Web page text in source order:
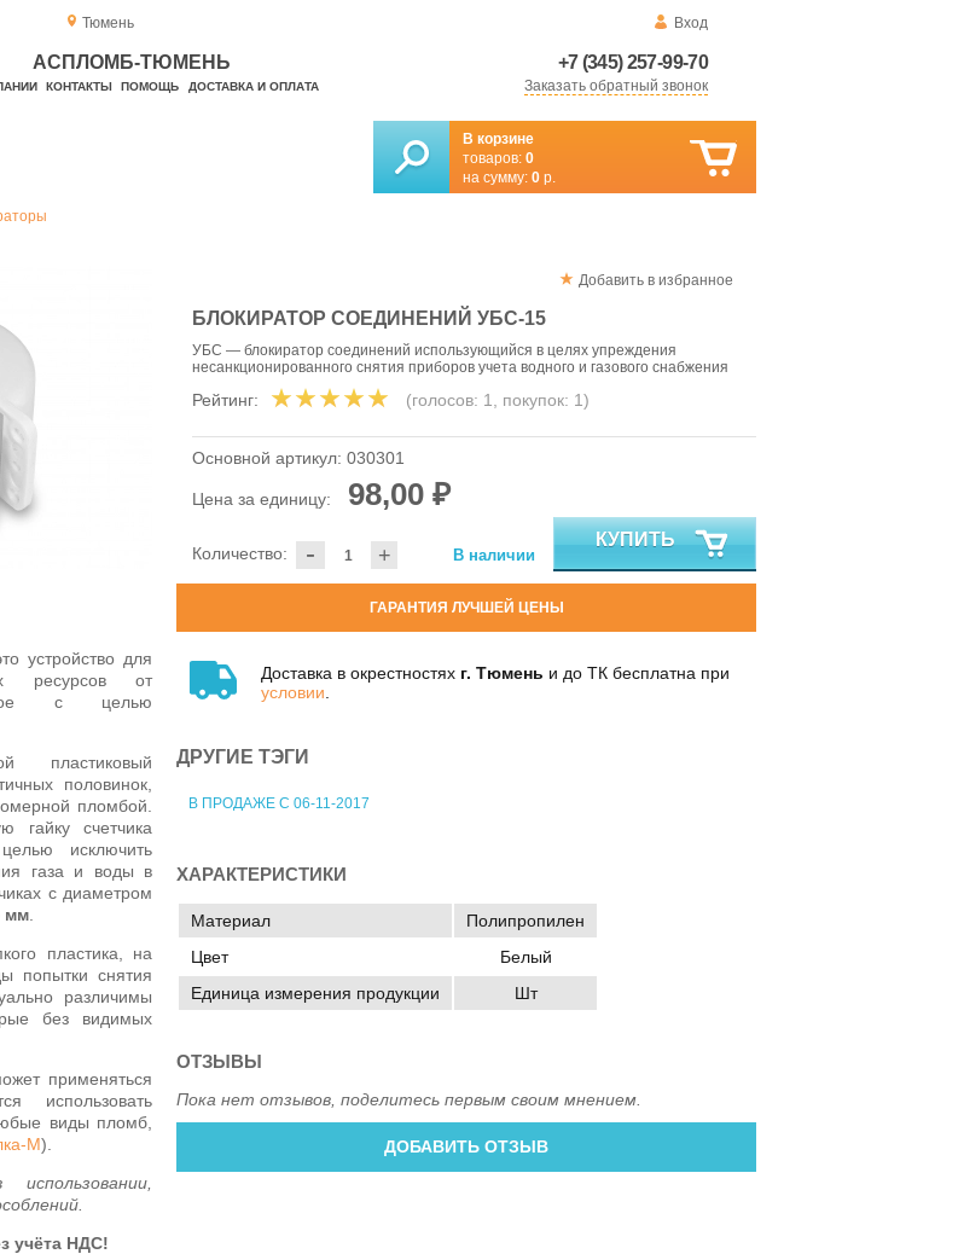
Тюмень Вход
+7 (345) 257-99-70
Заказать обратный звонок
АСПЛОМБ-ТЮМЕНЬ
КОНТАКТЫ ПОМОЩЬ ДОСТАВКА И ОПЛАТА
В корзине
товаров: 0
на сумму: 0 р.
Добавить в избранное
БЛОКИРАТОР СОЕДИНЕНИЙ УБС-15
УБС — блокиратор соединений использующийся в целях упреждения
несанкционированного снятия приборов учета водного и газового снабжения
Рейтинг: (голосов: 1, покупок: 1)
Основной артикул: 030301
Цена за единицу: 98,00 ₽
- +
Количество: В наличии
КУПИТЬ
ГАРАНТИЯ ЛУЧШЕЙ ЦЕНЫ
Доставка в окрестностях г. Тюмень и до ТК бесплатна при
условии
ДРУГИЕ ТЭГИ
В ПРОДАЖЕ С 06-11-2017
устройство для
ресурсов от
с целью
пластиковый
половинок,
пломбой.
гайку счетчика
исключить
газа и воды в
с диаметром
мм
пластика, на
попытки снятия
различимы
без видимых
применяться
использовать
виды пломб,
М).
учёта НДС!
ХАРАКТЕРИСТИКИ
Материал
Полипропилен
Цвет
Белый
Единица измерения продукции
Шт
ОТЗЫВЫ
Пока нет отзывов, поделитесь первым своим мнением.
ДОБАВИТЬ ОТЗЫВ